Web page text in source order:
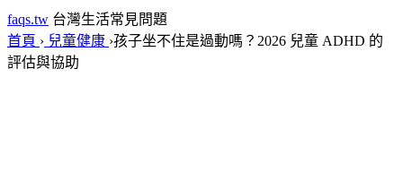
faqs.tw 台灣生活常見問題
首頁 › 兒童健康 ›孩子坐不住是過動嗎？2026 兒童 ADHD 的
評估與協助